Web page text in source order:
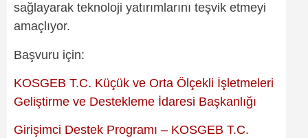
sağlayarak teknoloji yatırımlarını teşvik etmeyi
amaçlıyor.
Başvuru için:
KOSGEB T.C. Küçük ve Orta Ölçekli İşletmeleri
Geliştirme ve Destekleme İdaresi Başkanlığı
Girişimci Destek Programı – KOSGEB T.C.